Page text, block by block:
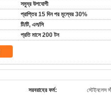
সমুদ্র উপযোগী
প্রাপ্তির 15 দিন পর মূল্যের 30%
টি/টি, এল/সি
প্রতি মাসে 200 টন
সরবরাহের ফর্ম: স্টেইনলেস